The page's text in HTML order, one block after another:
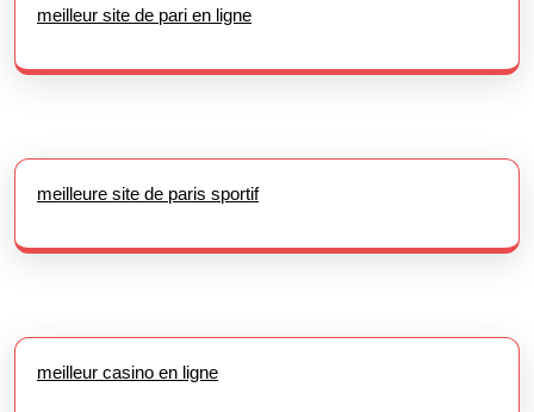
meilleur site de pari en ligne
meilleure site de paris sportif
meilleur casino en ligne